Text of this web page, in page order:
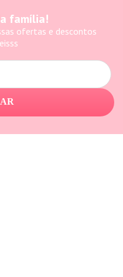
família!
ofertas e descontos